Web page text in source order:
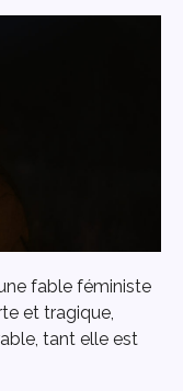
fable féministe
et tragique,
tant elle est